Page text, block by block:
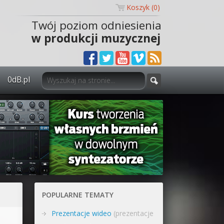
Koszyk (0)
Twój poziom odniesienia
w produkcji muzycznej
0dB.pl
0dB.pl - informacje
Newsletter
Materiały dla mediów
Archiwum aktualności
POPULARNE TEMATY
Prezentacje wideo (prezentacje